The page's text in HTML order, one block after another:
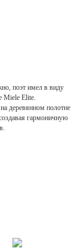
поэт имел в виду
Miele Elite.
деревянном полотне
гармоничную